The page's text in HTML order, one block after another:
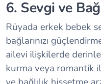
6. Sevgi ve
Rüyada erkek bebek
bağlarınızı
ailevi ilişkilerde
kurma veya romantik